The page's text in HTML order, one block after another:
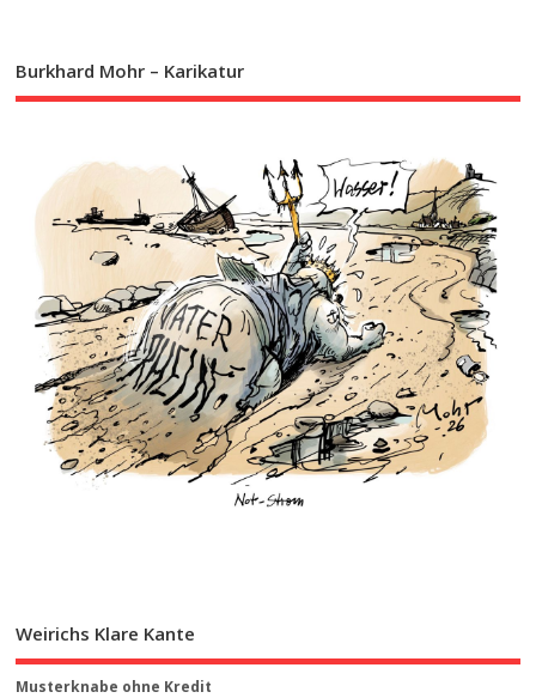
Burkhard Mohr – Karikatur
Weirichs Klare Kante
Musterknabe ohne Kredit